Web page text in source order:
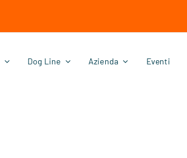
Dog Line Azienda Eventi